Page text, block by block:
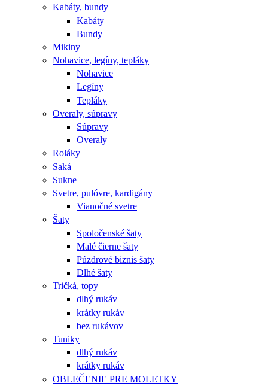
Kabáty, bundy
Kabáty
Bundy
Mikiny
Nohavice, legíny, tepláky
Nohavice
Legíny
Tepláky
Overaly, súpravy
Súpravy
Overaly
Roláky
Saká
Sukne
Svetre, pulóvre, kardigány
Vianočné svetre
Šaty
Spoločenské šaty
Malé čierne šaty
Púzdrové biznis šaty
Dlhé šaty
Tričká, topy
dlhý rukáv
krátky rukáv
bez rukávov
Tuniky
dlhý rukáv
krátky rukáv
OBLEČENIE PRE MOLETKY